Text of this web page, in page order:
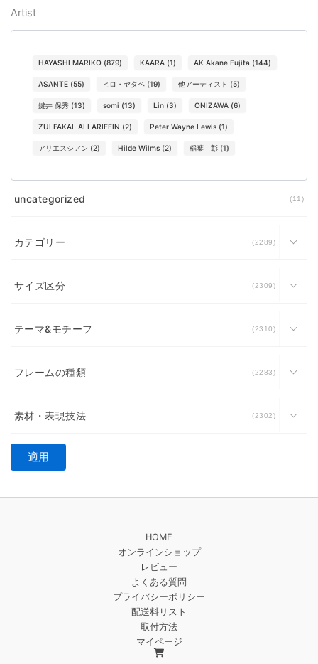
Artist
HAYASHI MARIKO (879) KAARA (1) AK Akane Fujita (144)
ASANTE (55) ヒロ・ヤタベ (19) 他アーティスト (5)
鍵井 保秀 (13) somi (13) Lin (3) ONIZAWA (6)
ZULFAKAL ALI ARIFFIN (2) Peter Wayne Lewis (1)
アリエスシアン (2) Hilde Wilms (2) 稲葉 彰 (1)
uncategorized 11
カテゴリー 2289
サイズ区分 2309
テーマ&モチーフ 2310
フレームの種類 2283
素材・表現技法 2302
適用
HOME
オンラインショップ
レビュー
よくある質問
プライバシーポリシー
配送料リスト
取付方法
マイページ